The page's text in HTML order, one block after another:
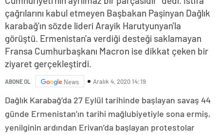
çağrılarını kabul etmeyen Başbakan Paşinyan Dağlık
karabağ'ın sözde lideri Arayik Harutyunyan'la
görüştü. Ermenistan'a verdiği desteği saklamayan
Fransa Cumhurbaşkanı Macron ise dikkat çeken bir
ziyaret gerçekleştirdi.
ABONE OL News Aralık 4, 2020 14:19
Dağlık Karabağ’da 27 Eylül tarihinde başlayan savaş 44
günde Ermenistan’ın tarihi mağlubiyetiyle sona ermiş,
yenilginin ardından Erivan’da başlayan protestolar